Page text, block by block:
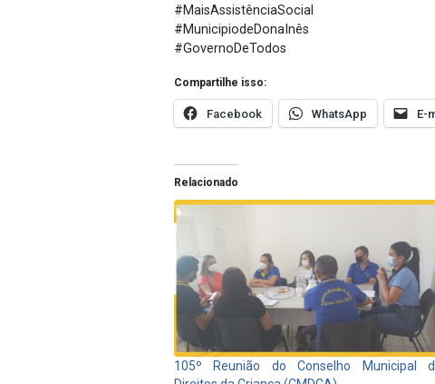
#MaisAssistênciaSocial
#MunicipiodeDonaInês
#GovernoDeTodos
Compartilhe isso:
Facebook WhatsApp E-
Relacionado
105º Reunião do Conselho Municipal